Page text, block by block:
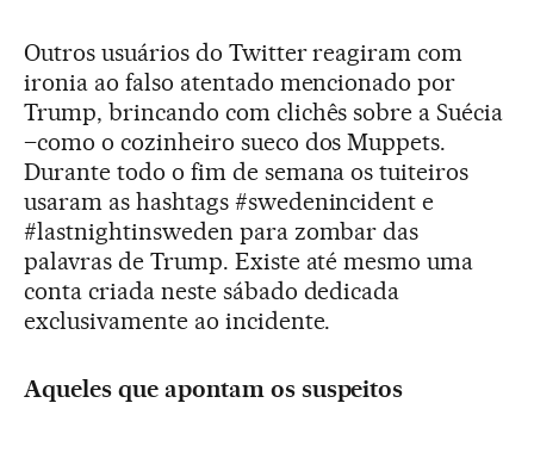
Outros usuários do Twitter reagiram com
ironia ao falso atentado mencionado por
Trump, brincando com clichês sobre a Suécia
–como o cozinheiro sueco dos Muppets.
Durante todo o fim de semana os tuiteiros
usaram as hashtags #swedenincident e
#lastnightinsweden para zombar das
palavras de Trump. Existe até mesmo uma
conta criada neste sábado dedicada
exclusivamente ao incidente.
Aqueles que apontam os suspeitos